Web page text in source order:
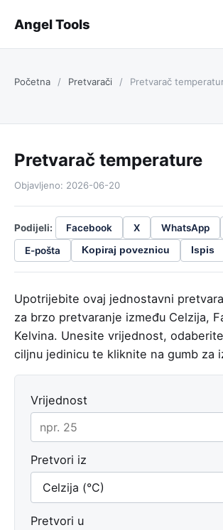
Angel Tools
Početna / Pretvarači / Pretvarač
Pretvarač temperature
Objavljeno: 2026-06-20
Podijeli: Facebook X WhatsApp
E-pošta
Kopiraj poveznicu Ispis
Upotrijebite ovaj jednostavni
za brzo pretvaranje između Celzija,
Kelvina. Unesite vrijednost,
ciljnu jedinicu te kliknite na gumb za
Vrijednost
Pretvori iz
Pretvori u